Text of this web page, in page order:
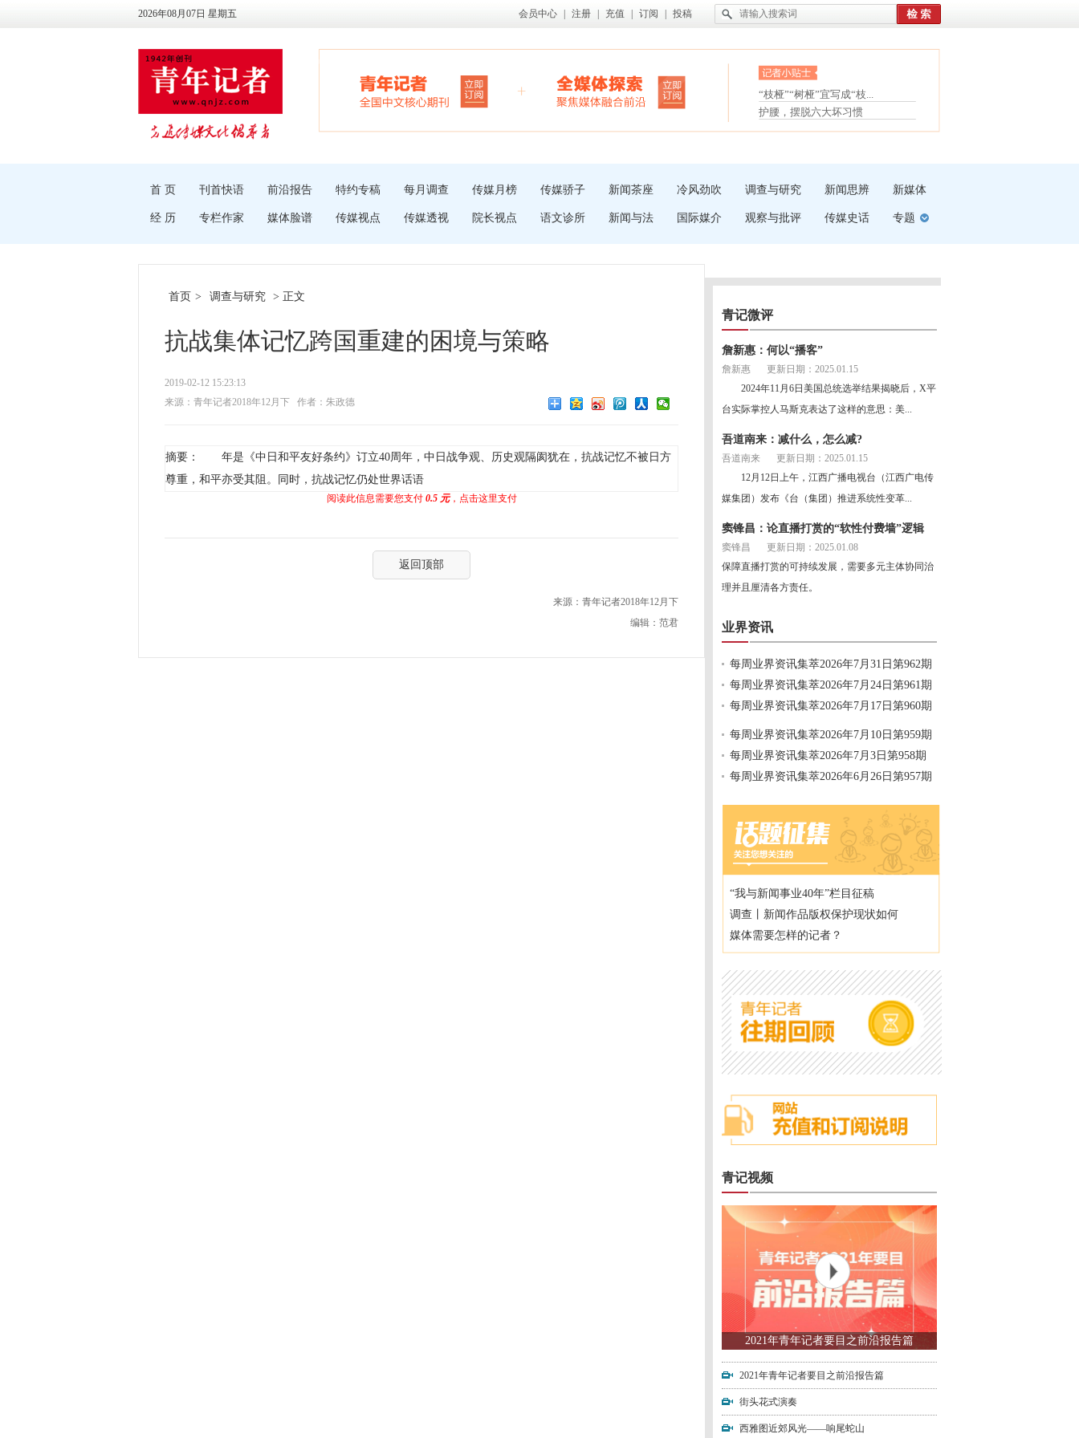
2026年08月07日 星期五 会员中心 注册 充值 订阅 投稿
眼白变红或是结膜下出血
“枝桠”“树桠”宜写成“枝...
夏天缓解疲劳有三招
护腰，摆脱六大坏习惯
受伤了冰敷还是热敷
首 页 刊首快语 前沿报告 特约专稿 每月调查 传媒月榜 传媒骄子 新闻茶座 冷风劲吹 调查与研究 新闻思辨 新媒体
经 历 专栏作家 媒体脸谱 传媒视点 传媒透视 院长视点 语文诊所 新闻与法 国际媒介 观察与批评 传媒史话 专题
首页 > 调查与研究 > 正文
抗战集体记忆跨国重建的困境与策略
2019-02-12 15:23:13
来源：青年记者2018年12月下
作者：朱政德
摘要： 年是《中日和平友好条约》订立40周年，中日战争观、历史观隔阂犹在，抗战记忆不被日方
尊重，和平亦受其阻。同时，抗战记忆仍处世界话语
阅读此信息需要您支付 0.5 元，点击这里支付
返回顶部
来源：青年记者2018年12月下
编辑：范君
青记微评
詹新惠：何以“播客”
詹新惠
更新日期：2025.01.15
2024年11月6日美国总统选举结果揭晓后，X平
台实际掌控人马斯克表达了这样的意思：美...
吾道南来：减什么，怎么减?
吾道南来
更新日期：2025.01.15
12月12日上午，江西广播电视台（江西广电传
媒集团）发布《台（集团）推进系统性变革...
窦锋昌：论直播打赏的“软性付费墙”逻辑
窦锋昌
更新日期：2025.01.08
保障直播打赏的可持续发展，需要多元主体协同治
理并且厘清各方责任。
业界资讯
每周业界资讯集萃2026年7月31日第962期
每周业界资讯集萃2026年7月24日第961期
每周业界资讯集萃2026年7月17日第960期
每周业界资讯集萃2026年7月10日第959期
每周业界资讯集萃2026年7月3日第958期
每周业界资讯集萃2026年6月26日第957期
“我与新闻事业40年”栏目征稿
调查丨新闻作品版权保护现状如何
媒体需要怎样的记者？
青记视频
2021年青年记者要目之前沿报告篇
2021年青年记者要目之前沿报告篇
街头花式演奏
西雅图近郊风光——响尾蛇山